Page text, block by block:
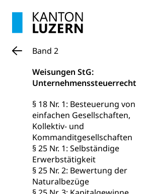
Band 2
Weisungen StG:
Unternehmenssteuerrecht
§ 18 Nr. 1: Besteuerung von
einfachen Gesellschaften,
Kollektiv- und
Kommanditgesellschaften
§ 25 Nr. 1: Selbständige
Erwerbstätigkeit
§ 25 Nr. 2: Bewertung der
Naturalbezüge